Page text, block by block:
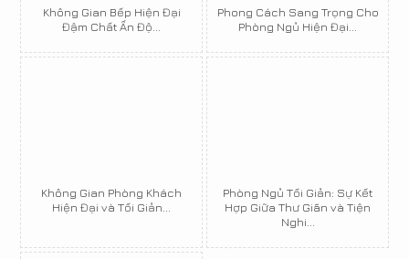
Không Gian Bếp Hiện Đại
Đậm Chất Ấn Độ...
Phong Cách Sang Trọng Cho
Phòng Ngủ Hiện Đại...
Không Gian Phòng Khách
Hiện Đại và Tối Giản...
Phòng Ngủ Tối Giản: Sự Kết
Hợp Giữa Thư Giãn và Tiện
Nghi...